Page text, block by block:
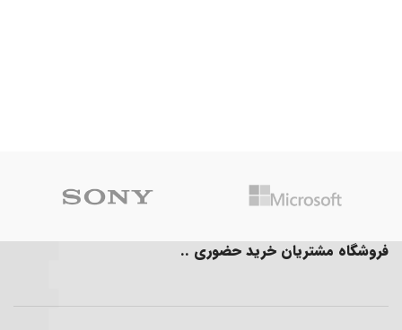
فروشگاه مشتریان خرید حضوری ..